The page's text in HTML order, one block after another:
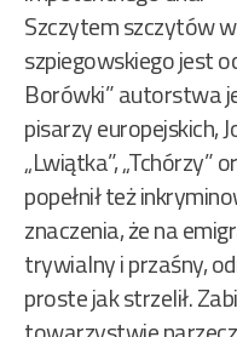
Szczytem szczytów
szpiegowskiego jest
Borówki” autorstwa
pisarzy europejskich,
„Lwiątka”, „Tchórzy”
popełnił też
znaczenia, że na
trywialny i przaśny,
proste jak strzelił.